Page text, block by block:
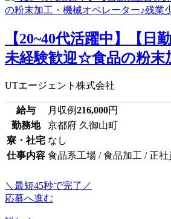
【20~40代活躍中】【日
未経験歓迎☆食品の粉末
UTエージェント株式会社
給与 月収例216,000円
勤務地
京都府 久御山町
寮・社宅 なし
仕事内容 食品系工場 / 食品加工 / 正社
＼最短45秒で完了／
応募へ進む